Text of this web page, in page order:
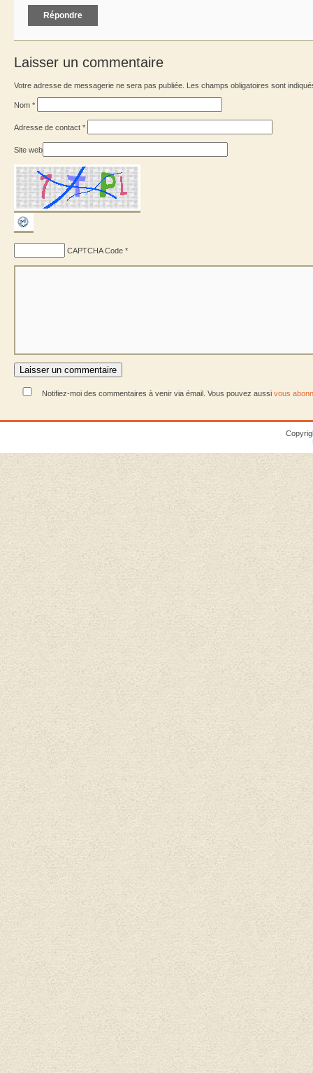
Répondre
Laisser un commentaire
Votre adresse de messagerie ne sera pas publiée. Les champs obligatoires sont
Nom *
Adresse de contact *
Site web
CAPTCHA Code *
Notifiez-moi des commentaires à venir via émail. Vous pouvez aussi vous